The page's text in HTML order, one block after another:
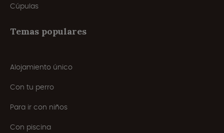
Cúpulas
Temas populares
Alojamiento único
Con tu perro
Para ir con niños
Con piscina